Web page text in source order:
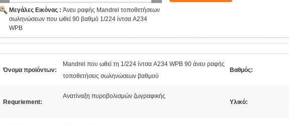
Μεγάλες Εικόνας : Άνευ ραφής Mandrel τοποθετήσεων
σωληνώσεων που ωθεί 90 βαθμό 1/224 ίντσα A234
WPB
Όνομα προϊόντων:
Mandrel που ωθεί τη 1/224 ίντσα A234 WPB 90 άνευ ραφής
τοποθετήσεις σωληνώσεων βαθμού
Βαθμός:
Requriement:
Ανατίναξη πυροβολισμών ζωγραφικής
Υλικό: